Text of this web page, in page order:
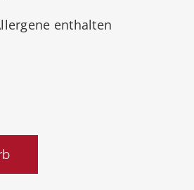
enthalten